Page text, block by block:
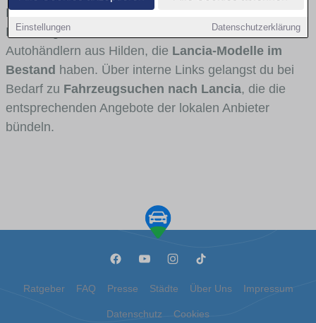
Einstellungen Datenschutzerklärung
Fahrertypen die Marke interessant ist. Viele
Fahrzeuge stammen von Autohäusern und
Autohändlern aus Hilden, die Lancia-Modelle im
Bestand haben. Über interne Links gelangst du bei
Bedarf zu Fahrzeugsuchen nach Lancia, die die
entsprechenden Angebote der lokalen Anbieter
bündeln.
Ratgeber FAQ Presse Städte Über Uns Impressum
Datenschutz Cookies